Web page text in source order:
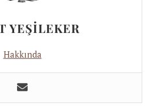
YEŞILEKER
Hakkında